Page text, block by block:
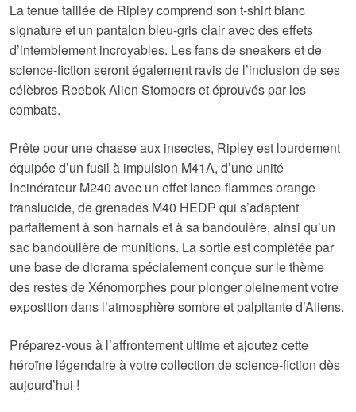
La tenue taillée de Ripley comprend son t-shirt blanc
signature et un pantalon bleu-gris clair avec des effets
d’intemblement incroyables. Les fans de sneakers et de
science-fiction seront également ravis de l’inclusion de ses
célèbres Reebok Alien Stompers et éprouvés par les
combats.
Prête pour une chasse aux insectes, Ripley est lourdement
équipée d’un fusil à impulsion M41A, d’une unité
Incinérateur M240 avec un effet lance-flammes orange
translucide, de grenades M40 HEDP qui s’adaptent
parfaitement à son harnais et à sa bandouière, ainsi qu’un
sac bandoulière de munitions. La sortie est complétée par
une base de diorama spécialement conçue sur le thème
des restes de Xénomorphes pour plonger pleinement votre
exposition dans l’atmosphère sombre et palpitante d’Aliens.
Préparez-vous à l’affrontement ultime et ajoutez cette
héroïne légendaire à votre collection de science-fiction dès
aujourd’hui !